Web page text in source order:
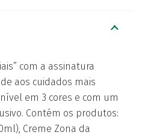
com a assinatura
aos cuidados mais
em 3 cores e com um
Contém os produtos:
Creme Zona da